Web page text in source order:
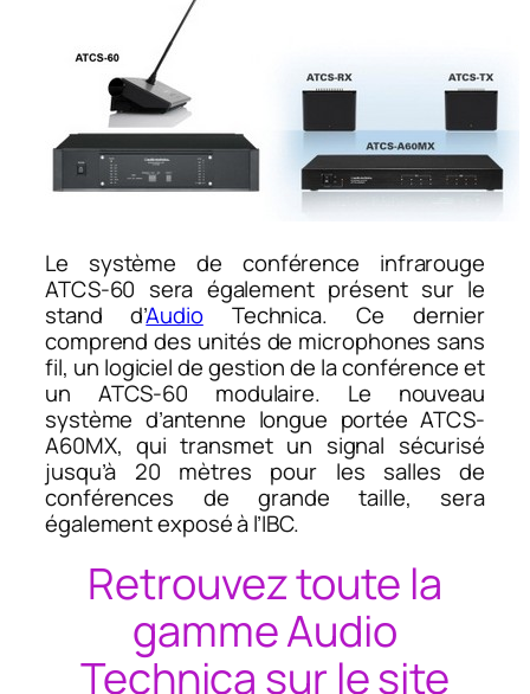
Le système de conférence infrarouge
ATCS-60 sera également présent sur le
stand d’AudioTechnica. Ce dernier
comprend des unités de microphones sans
fil, un logiciel de gestion de la conférence et
un ATCS-60 modulaire. Le nouveau
système d’antenne longue portée ATCS-
A60MX, qui transmet un signal sécurisé
jusqu’à 20 mètres pour les salles de
conférences de grande taille, sera
également exposé à l’IBC.
Retrouvez toute la
gamme Audio
Technica sur le site